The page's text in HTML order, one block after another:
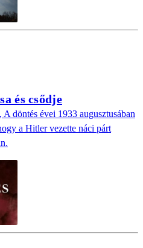
és csődje
döntés évei 1933 augusztusában
a Hitler vezette náci párt